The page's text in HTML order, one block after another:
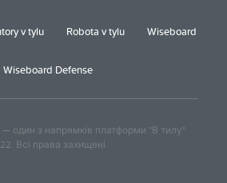
v tylu Robota v tylu Wiseboard
Wiseboard Defense
один з напрямків платформи "В тилу"
Всі права захищені.